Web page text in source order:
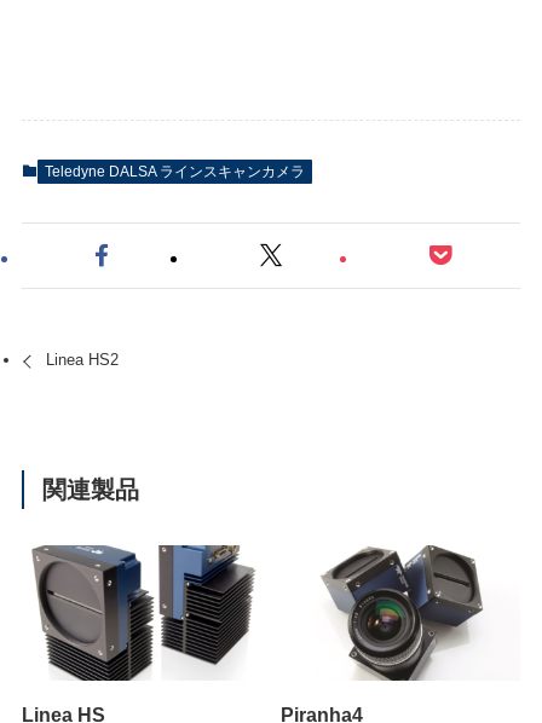
Teledyne DALSA ラインスキャンカメラ
Linea HS2
関連製品
Linea HS Piranha4